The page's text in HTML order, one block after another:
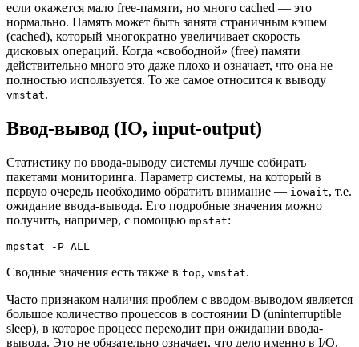
если окажется мало free-памяти, но много cached — это
нормально. Память может быть занята страничным кэшем
(cached), который многократно увеличивает скорость
дисковых операций. Когда «свободной» (free) памяти
действительно много это даже плохо и означает, что она не
полностью используется. То же самое относится к выводу
vmstat.
Ввод-вывод (IO, input-output)
Статистику по ввода-выводу системы лучше собирать
пакетами мониторинга. Параметр системы, на который в
первую очередь необходимо обратить внимание — iowait, т.е.
ожидание ввода-вывода. Его подробные значения можно
получить, например, с помощью mpstat:
Сводные значения есть также в top, vmstat.
Часто признаком наличия проблем с вводом-выводом является
большое количество процессов в состоянии D (uninterruptible
sleep), в которое процесс переходит при ожидании ввода-
вывода. Это не обязательно означает, что дело именно в I/O,